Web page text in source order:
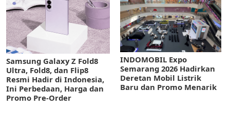
Samsung Galaxy Z Fold8
Ultra, Fold8, dan Flip8
Resmi Hadir di Indonesia,
Ini Perbedaan, Harga dan
Promo Pre-Order
INDOMOBIL Expo
Semarang 2026 Hadirkan
Deretan Mobil Listrik
Baru dan Promo Menarik